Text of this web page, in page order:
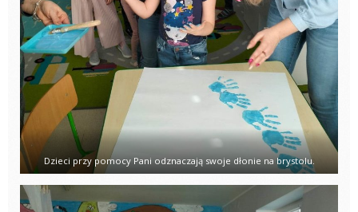
Dzieci przy pomocy Pani odznaczają swoje dłonie na brystolu.